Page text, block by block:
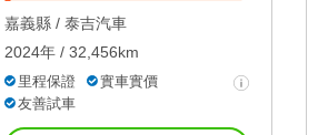
嘉義縣 / 泰吉汽車
2024年 / 32,456km
里程保證
實車實價
友善試車